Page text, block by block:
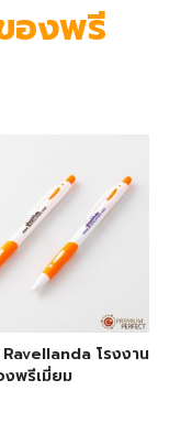
องพรี
โรงงาน
พรีเมี่ยม